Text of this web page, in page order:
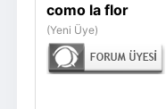
como la flor
(Yeni Üye)